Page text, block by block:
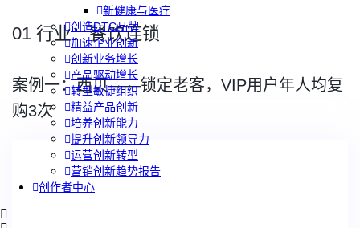
新健康与医疗
创造DTC品牌
加速企业创新
创新业务增长
产品驱动增长
转型敏捷组织
精益产品创新
培养创新能力
提升创新领导力
运营创新转型
营销创新趋势报告
创作者中心
01 行业：餐饮连锁
案例一：西贝——锁定老客，VIP用户年人均复
购3次